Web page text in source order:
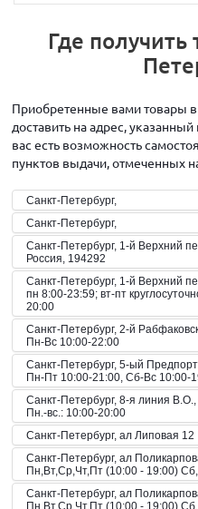
Где получить
Приобретенные вами товары
доставить на адрес,
вас есть возможность
пунктов выдачи, отмеченных
Санкт-Петербург,
Санкт-Петербург,
Санкт-Петербург, 1-й Верхний
Россия, 194292
Санкт-Петербург, 1-й Верхний
пн 8:00-23:59; вт-пт
20:00
Санкт-Петербург, 2-й
Пн-Вс 10:00-22:00
Санкт-Петербург, 5-ый
Пн-Пт 10:00-21:00, Сб-Вс 10:00-
Санкт-Петербург, 8-я линия
Пн.-вс.: 10:00-20:00
Санкт-Петербург, ал Липовая 12
Санкт-Петербург, ал
Пн,Вт,Ср,Чт,Пт (10:00 - 19:00)
Санкт-Петербург, ал
Пн,Вт,Ср,Чт,Пт (10:00 - 19:00)